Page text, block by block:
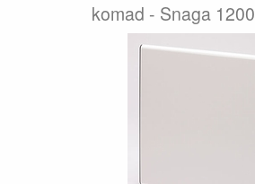
komad Snaga